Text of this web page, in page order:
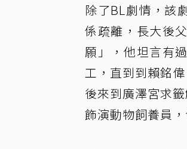
除了BL劇情，該
係疏離，長大後
願」，他坦言有
工，直到到賴銘
後來到廣澤宮求
飾演動物飼養員